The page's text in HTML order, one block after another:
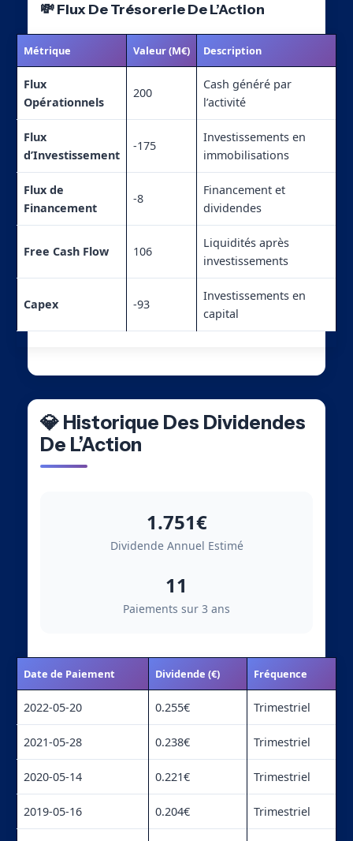
💸 Flux De Trésorerie De L’Action
Métrique Valeur (M€) Description
Flux
Opérationnels
200
Cash généré par
l’activité
Flux
d’Investissement
-175
Investissements en
immobilisations
Flux de
Financement
-8
Financement et
dividendes
Free Cash Flow 106
Liquidités après
investissements
Capex -93
Investissements en
capital
💎 Historique Des Dividendes
De L’Action
1.751€
Dividende Annuel Estimé
11
Paiements sur 3 ans
Date de Paiement Dividende (€) Fréquence
2022-05-20 0.255€ Trimestriel
2021-05-28 0.238€ Trimestriel
2020-05-14 0.221€ Trimestriel
2019-05-16 0.204€ Trimestriel